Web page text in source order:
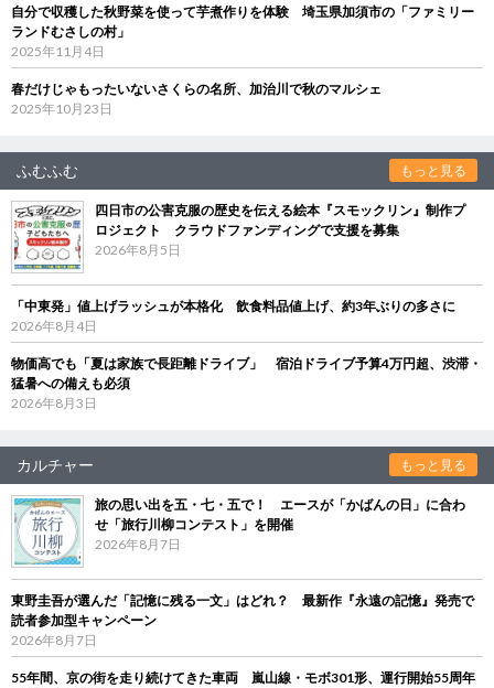
自分で収穫した秋野菜を使って芋煮作りを体験 埼玉県加須市の「ファミリー
ランドむさしの村」
2025年11月4日
春だけじゃもったいないさくらの名所、加治川で秋のマルシェ
2025年10月23日
ふむふむ もっと見る
四日市の公害克服の歴史を伝える絵本『スモックリン』制作プ
ロジェクト クラウドファンディングで支援を募集
2026年8月5日
「中東発」値上げラッシュが本格化 飲食料品値上げ、約3年ぶりの多さに
2026年8月4日
物価高でも「夏は家族で長距離ドライブ」 宿泊ドライブ予算4万円超、渋滞・
猛暑への備えも必須
2026年8月3日
カルチャー もっと見る
旅の思い出を五・七・五で！ エースが「かばんの日」に合わ
せ「旅行川柳コンテスト」を開催
2026年8月7日
東野圭吾が選んだ「記憶に残る一文」はどれ？ 最新作『永遠の記憶』発売で
読者参加型キャンペーン
2026年8月7日
55年間、京の街を走り続けてきた車両 嵐山線・モボ301形、運行開始55周年